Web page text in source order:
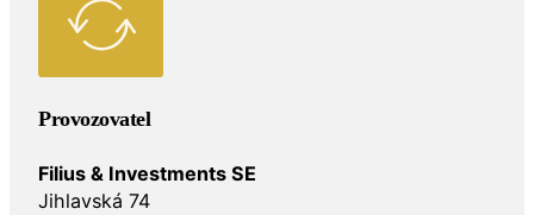
Provozovatel
Filius & Investments SE
Jihlavská 74